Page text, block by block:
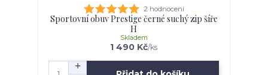
2 hodnocení
Sportovní obuv Prestige černé suchý zip šíře
H
1 490 Kč/ks
Skladem